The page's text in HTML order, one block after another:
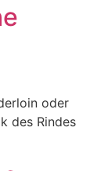
oder
des Rindes